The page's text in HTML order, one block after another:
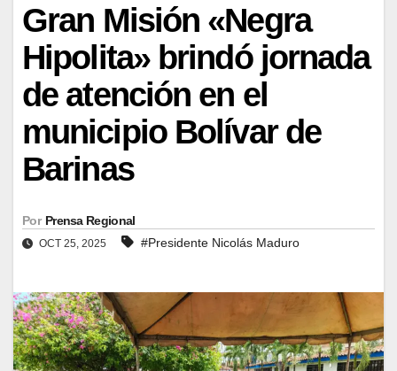
Gran Misión «Negra
Hipolita» brindó jornada
de atención en el
municipio Bolívar de
Barinas
Por Prensa Regional
OCT 25, 2025 #Presidente Nicolás Maduro